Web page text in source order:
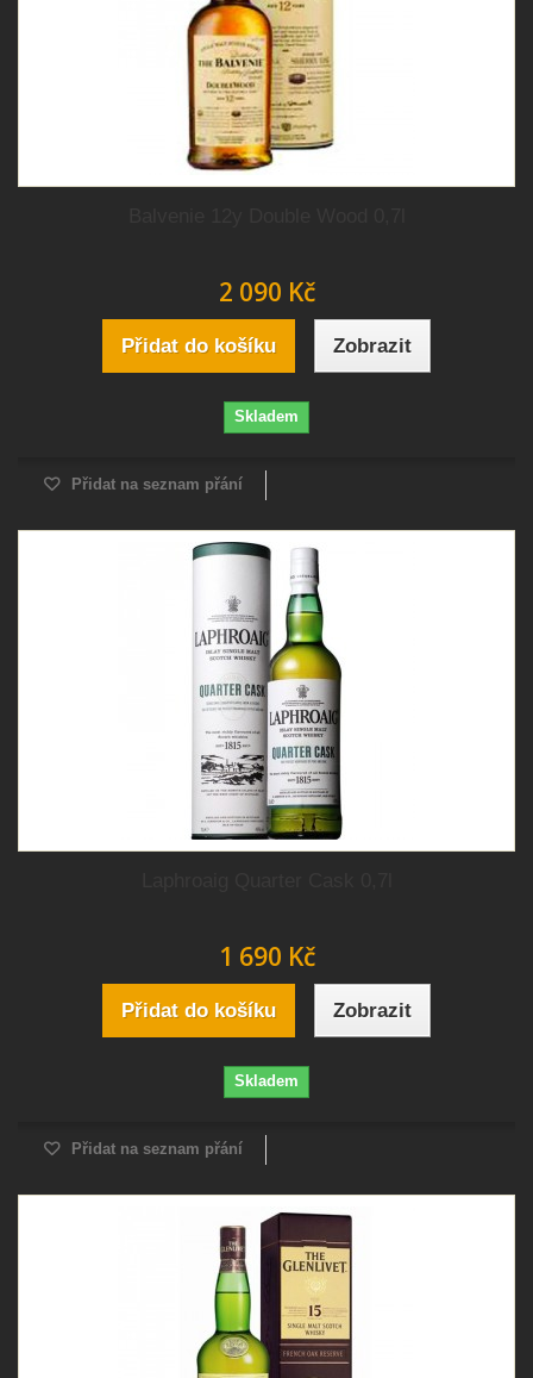
2 090 Kč
Přidat do košíku Zobrazit
Skladem
Přidat na seznam přání
1 690 Kč
Přidat do košíku Zobrazit
Skladem
Přidat na seznam přání